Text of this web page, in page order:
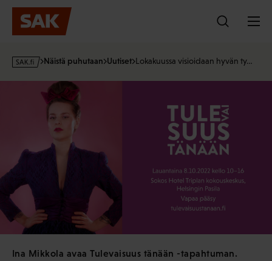
Hyppää
sisältöön
s
Näistä puhutaan Uutiset Lokakuussa visioidaan hyvän ty…
Ina Mikkola avaa Tulevaisuus tänään -tapahtuman.